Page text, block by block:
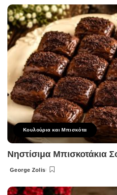
Κουλούρια και Μπισκότα
Νηστίσιμα Μπισκοτάκια
Posted
George Zolis